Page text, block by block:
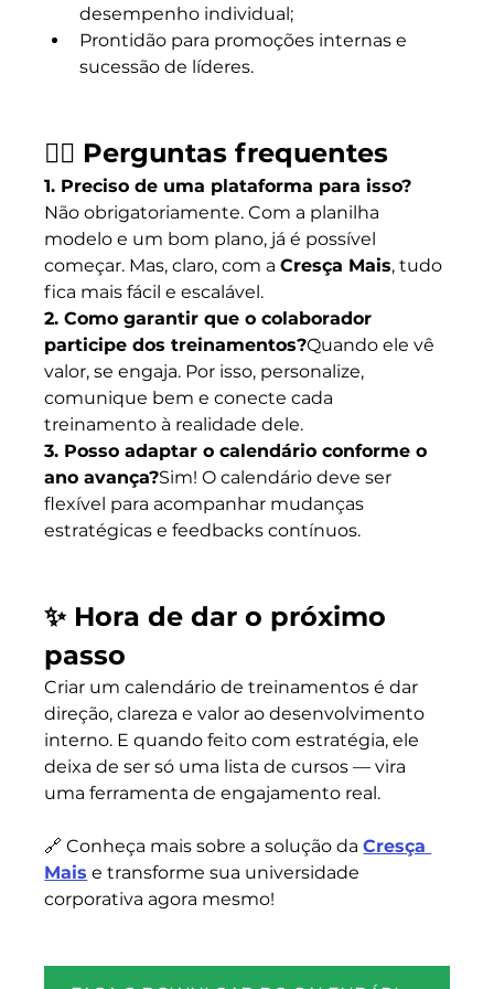
desempenho individual;
Prontidão para promoções internas e
sucessão de líderes.
🙋‍♀️ Perguntas frequentes
1. Preciso de uma plataforma para isso?
Não obrigatoriamente. Com a planilha
modelo e um bom plano, já é possível
começar. Mas, claro, com a Cresça Mais, tudo
fica mais fácil e escalável.
2. Como garantir que o colaborador
participe dos treinamentos?Quando ele vê
valor, se engaja. Por isso, personalize,
comunique bem e conecte cada
treinamento à realidade dele.
3. Posso adaptar o calendário conforme o
ano avança?Sim! O calendário deve ser
flexível para acompanhar mudanças
estratégicas e feedbacks contínuos.
✨ Hora de dar o próximo
passo
Criar um calendário de treinamentos é dar
direção, clareza e valor ao desenvolvimento
interno. E quando feito com estratégia, ele
deixa de ser só uma lista de cursos — vira
uma ferramenta de engajamento real.
🔗 Conheça mais sobre a solução da Cresça
Mais e transforme sua universidade
corporativa agora mesmo!